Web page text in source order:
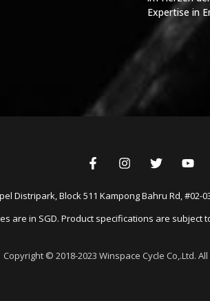
Expertise in
Distripark, Block 511 Kampong Bahru Rd,
are in SGD. Product specifications are subject
Copyright © 2018-2023 Winspace Cycle Co,.Ltd.